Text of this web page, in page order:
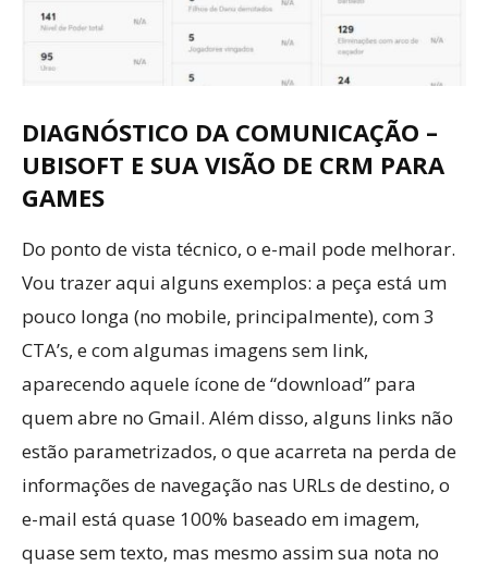
DIAGNÓSTICO DA COMUNICAÇÃO –
UBISOFT E SUA VISÃO DE CRM PARA
GAMES
Do ponto de vista técnico, o e-mail pode melhorar.
Vou trazer aqui alguns exemplos: a peça está um
pouco longa (no mobile, principalmente), com 3
CTA’s, e com algumas imagens sem link,
aparecendo aquele ícone de “download” para
quem abre no Gmail. Além disso, alguns links não
estão parametrizados, o que acarreta na perda de
informações de navegação nas URLs de destino, o
e-mail está quase 100% baseado em imagem,
quase sem texto, mas mesmo assim sua nota no